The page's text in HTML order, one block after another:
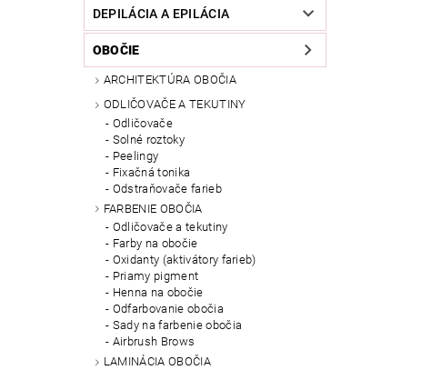
DEPILÁCIA A EPILÁCIA
OBOČIE
ARCHITEKTÚRA OBOČIA
ODLIČOVAČE A TEKUTINY
Odličovače
Solné roztoky
Peelingy
Fixačná tonika
Odstraňovače farieb
FARBENIE OBOČIA
Odličovače a tekutiny
Farby na obočie
Oxidanty (aktivátory farieb)
Priamy pigment
Henna na obočie
Odfarbovanie obočia
Sady na farbenie obočia
Airbrush Brows
LAMINÁCIA OBOČIA